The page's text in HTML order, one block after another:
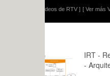
[ Ver más Vídeos didácticos ]
IRT - Redes 3GPP 04
- Arquitectura